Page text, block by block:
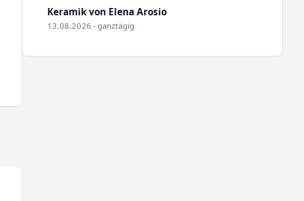
Keramik von Elena Arosio
13.08.2026 - ganztägig